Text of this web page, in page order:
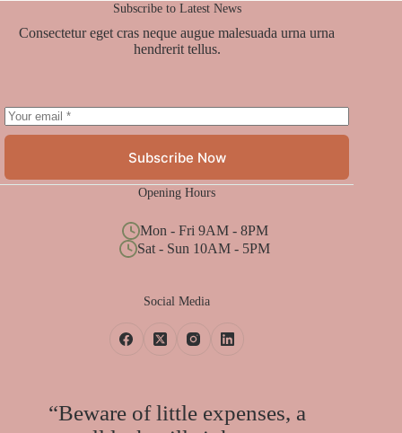
Subscribe to Latest News
Consectetur eget cras neque augue malesuada urna urna
hendrerit tellus.
Subscribe Now
Opening Hours
Mon - Fri 9AM - 8PM
Sat - Sun 10AM - 5PM
Social Media
“Beware of little expenses, a